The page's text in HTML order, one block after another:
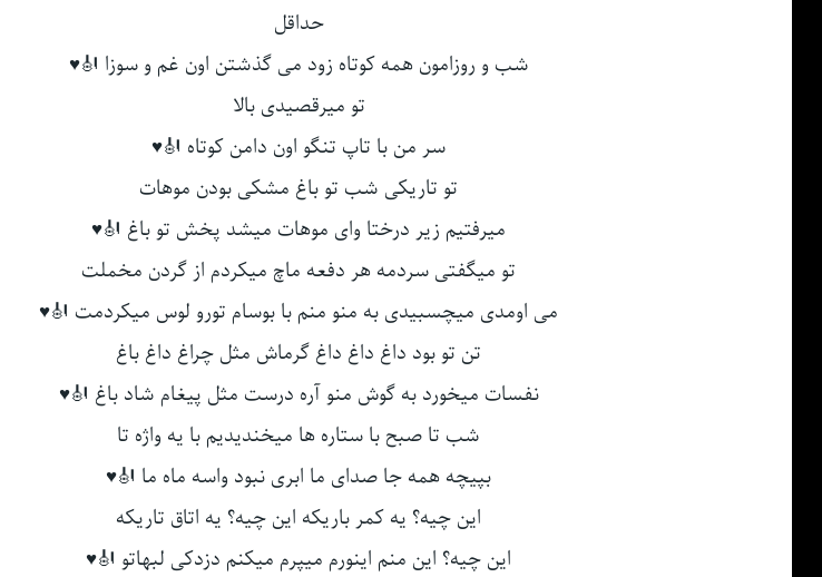
حداقل
شب و روزامون همه کوتاه زود می گذشتن اون غم و سوزا 🎻♥
تو میرقصیدی بالا
سر من با تاپ تنگو اون دامن کوتاه 🎻♥
تو تاریکی شب تو باغ مشکی بودن موهات
میرفتیم زیر درختا وای موهات میشد پخش تو باغ 🎻♥
تو میگفتی سردمه هر دفعه ماچ میکردم از گردن مخملت
می اومدی میچسبیدی به منو منم با بوسام تورو لوس میکردمت 🎻♥
تن تو بود داغ داغ داغ گرماش مثل چراغ داغ باغ
نفسات میخورد به گوش منو آره درست مثل پیغام شاد باغ 🎻♥
شب تا صبح با ستاره ها میخندیدیم با یه واژه تا
بپیچه همه جا صدای ما ابری نبود واسه ماه ما 🎻♥
این چیه؟ یه کمر باریکه این چیه؟ یه اتاق تاریکه
این چیه؟ این منم اینورم میپرم میکنم دزدکی لبهاتو 🎻♥